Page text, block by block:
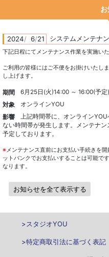
2024/ 06/21 システムメンテナ
下記日程にてメンテナンス作業を実施いた
ご利用の皆様にはご不便をお掛けいたし
し上げます。
期間
6月25日(火)14:00 ～ 16:00(予定)
対象
オンラインYOU
影響
上記時間帯に、オンライン
ない時間帯が発生します。メンテナ
予定しております。
メンテナンス直前にお支払い手続きを
ットバンクでお支払いすることは可能で
なります。
お知らせを全て表示する
>スタジオYOU
>特定商取引法に基づく表記